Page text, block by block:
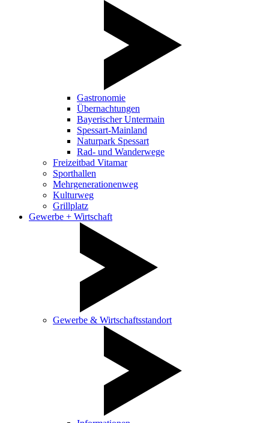
Gastronomie
Übernachtungen
Bayerischer Untermain
Spessart-Mainland
Naturpark Spessart
Rad- und Wanderwege
Freizeitbad Vitamar
Sporthallen
Mehrgenerationenweg
Kulturweg
Grillplatz
Gewerbe + Wirtschaft
Gewerbe & Wirtschaftsstandort